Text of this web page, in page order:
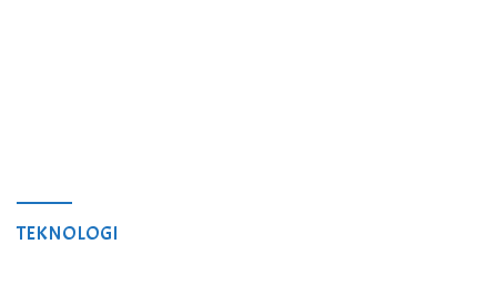
TEKNOLOGI